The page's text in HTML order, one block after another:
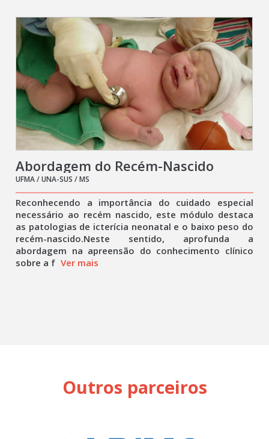
Abordagem do Recém-Nascido
UFMA / UNA-SUS / MS
Reconhecendo a importância do cuidado especial
necessário ao recém nascido, este módulo destaca
as patologias de icterícia neonatal e o baixo peso do
recém-nascido.Neste sentido, aprofunda a
abordagem na apreensão do conhecimento clínico
sobre a f Ver mais
Outros parceiros